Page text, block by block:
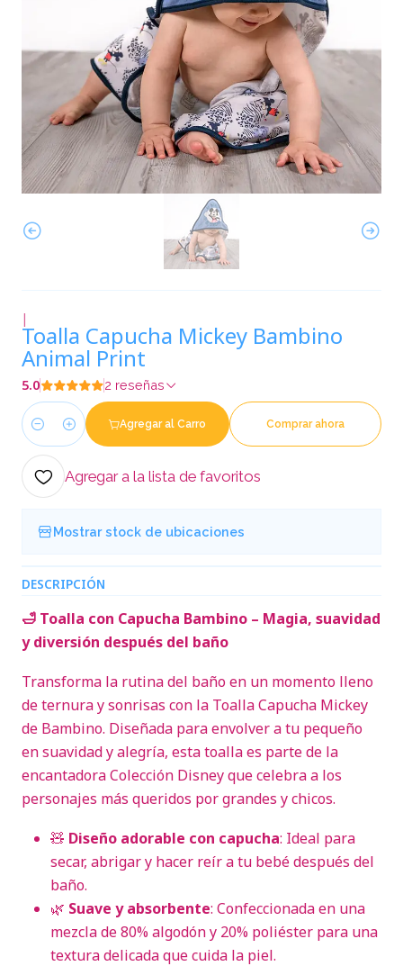
|
Toalla Capucha Mickey Bambino
Animal Print
5.0 2 reseñas
Cantidad
Agregar al Carro Comprar ahora
Agregar a la lista de favoritos
Mostrar stock de ubicaciones
DESCRIPCIÓN
🛁 Toalla con Capucha Bambino – Magia, suavidad
y diversión después del baño
Transforma la rutina del baño en un momento lleno
de ternura y sonrisas con la Toalla Capucha Mickey
de Bambino. Diseñada para envolver a tu pequeño
en suavidad y alegría, esta toalla es parte de la
encantadora Colección Disney que celebra a los
personajes más queridos por grandes y chicos.
🧸 Diseño adorable con capucha: Ideal para
secar, abrigar y hacer reír a tu bebé después del
baño.
🌿 Suave y absorbente: Confeccionada en una
mezcla de 80% algodón y 20% poliéster para una
textura delicada que cuida la piel.